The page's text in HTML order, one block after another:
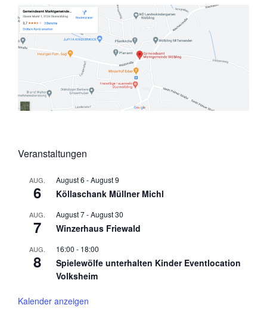
Veranstaltungen
AUG.
6
August 6 -August 9
Köllaschank Müllner Michl
AUG.
7
August 7-August 30
Winzerhaus Friewald
AUG.
8
16:00 - 18:00
Spielewölfe unterhalten Kinder Eventlocation
Volksheim
Kalender anzeigen